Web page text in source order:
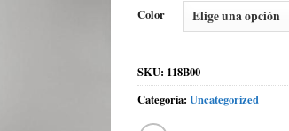
Color
SKU: 118B00
Categoría: Uncategorized